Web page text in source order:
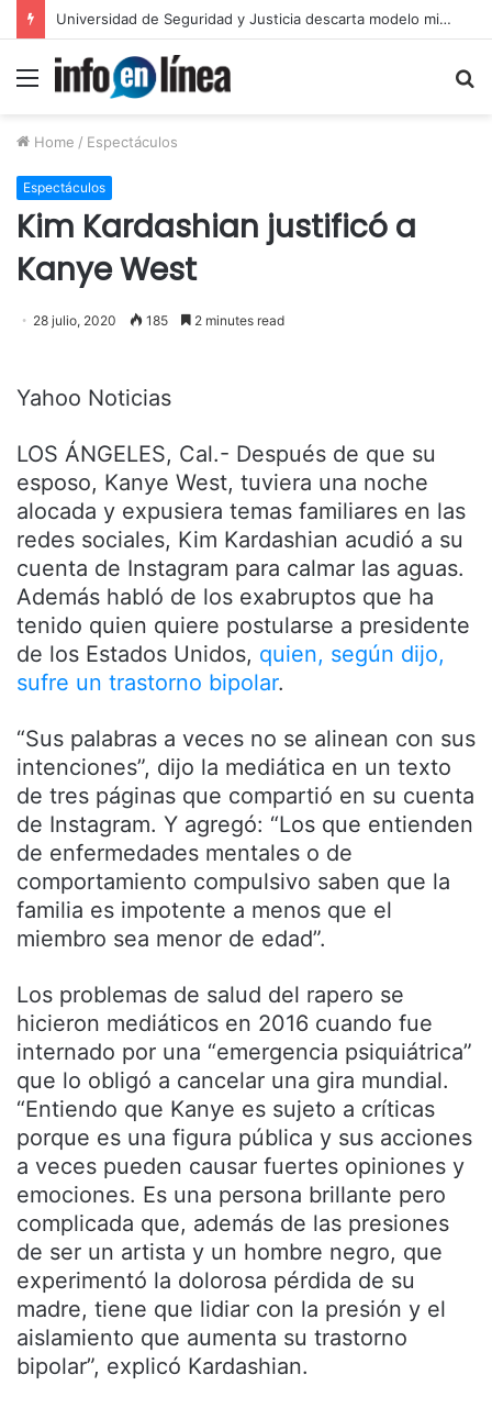
Layda Sansores anuncia acciones para fortalecer sectores en Campeche
Menu
Home / Espectáculos
Espectáculos
Kim Kardashian justificó a
Kanye West
28 julio, 2020 185 2 minutes read
Yahoo Noticias
LOS ÁNGELES, Cal.- Después de que su
esposo, Kanye West, tuviera una noche
alocada y expusiera temas familiares en las
redes sociales, Kim Kardashian acudió a su
cuenta de Instagram para calmar las aguas.
Además habló de los exabruptos que ha
tenido quien quiere postularse a presidente
de los Estados Unidos, quien, según dijo,
sufre un trastorno bipolar.
“Sus palabras a veces no se alinean con sus
intenciones”, dijo la mediática en un texto
de tres páginas que compartió en su cuenta
de Instagram. Y agregó: “Los que entienden
de enfermedades mentales o de
comportamiento compulsivo saben que la
familia es impotente a menos que el
miembro sea menor de edad”.
Los problemas de salud del rapero se
hicieron mediáticos en 2016 cuando fue
internado por una “emergencia psiquiátrica”
que lo obligó a cancelar una gira mundial.
“Entiendo que Kanye es sujeto a críticas
porque es una figura pública y sus acciones
a veces pueden causar fuertes opiniones y
emociones. Es una persona brillante pero
complicada que, además de las presiones
de ser un artista y un hombre negro, que
experimentó la dolorosa pérdida de su
madre, tiene que lidiar con la presión y el
aislamiento que aumenta su trastorno
bipolar”, explicó Kardashian.